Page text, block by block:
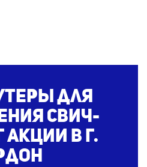
для
свич-
акции в г.